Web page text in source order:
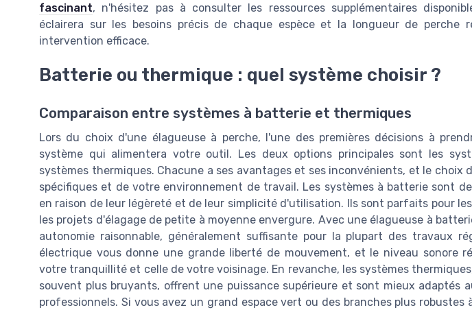
fascinant, n'hésitez pas à consulter les ressources supplémentaires
éclairera sur les besoins précis de chaque espèce et la longueur de perche
intervention efficace.
Batterie ou thermique : quel système choisir ?
Comparaison entre systèmes à batterie et thermiques
Lors du choix d'une élagueuse à perche, l'une des premières décisions à
système qui alimentera votre outil. Les deux options principales sont les
systèmes thermiques. Chacune a ses avantages et ses inconvénients, et le choix
spécifiques et de votre environnement de travail. Les systèmes à batterie sont
en raison de leur légèreté et de leur simplicité d'utilisation. Ils sont parfaits pour
les projets d'élagage de petite à moyenne envergure. Avec une élagueuse à
autonomie raisonnable, généralement suffisante pour la plupart des travaux
électrique vous donne une grande liberté de mouvement, et le niveau sonore
votre tranquillité et celle de votre voisinage. En revanche, les systèmes
souvent plus bruyants, offrent une puissance supérieure et sont mieux adaptés
professionnels. Si vous avez un grand espace vert ou des branches plus robustes